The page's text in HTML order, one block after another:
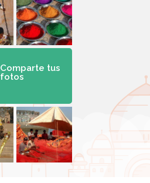
Comparte tus
fotos